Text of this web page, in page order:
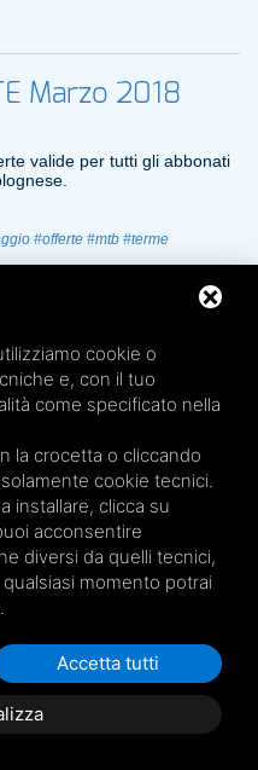
Marzo 2018
valide per tutti gli abbonati
#offerte #mtb #terme
alle terme
(da bagno!) per
#carnevale
ci
ottime acque
sono un circuito di 5 centri
I servizi sono mirati alla
cookie o
e, con il tuo
come specificato nella
la crocetta o cliccando
cookie tecnici.
installare, clicca su
acconsentire
diversi da quelli tecnici,
momento potrai
Accetta tutti